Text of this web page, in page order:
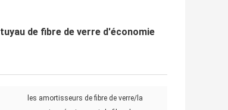
de fibre de verre d'économie
les amortisseurs de fibre de verre/la